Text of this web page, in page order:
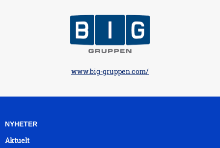
www.big-gruppen.com/
NYHETER
Aktuelt